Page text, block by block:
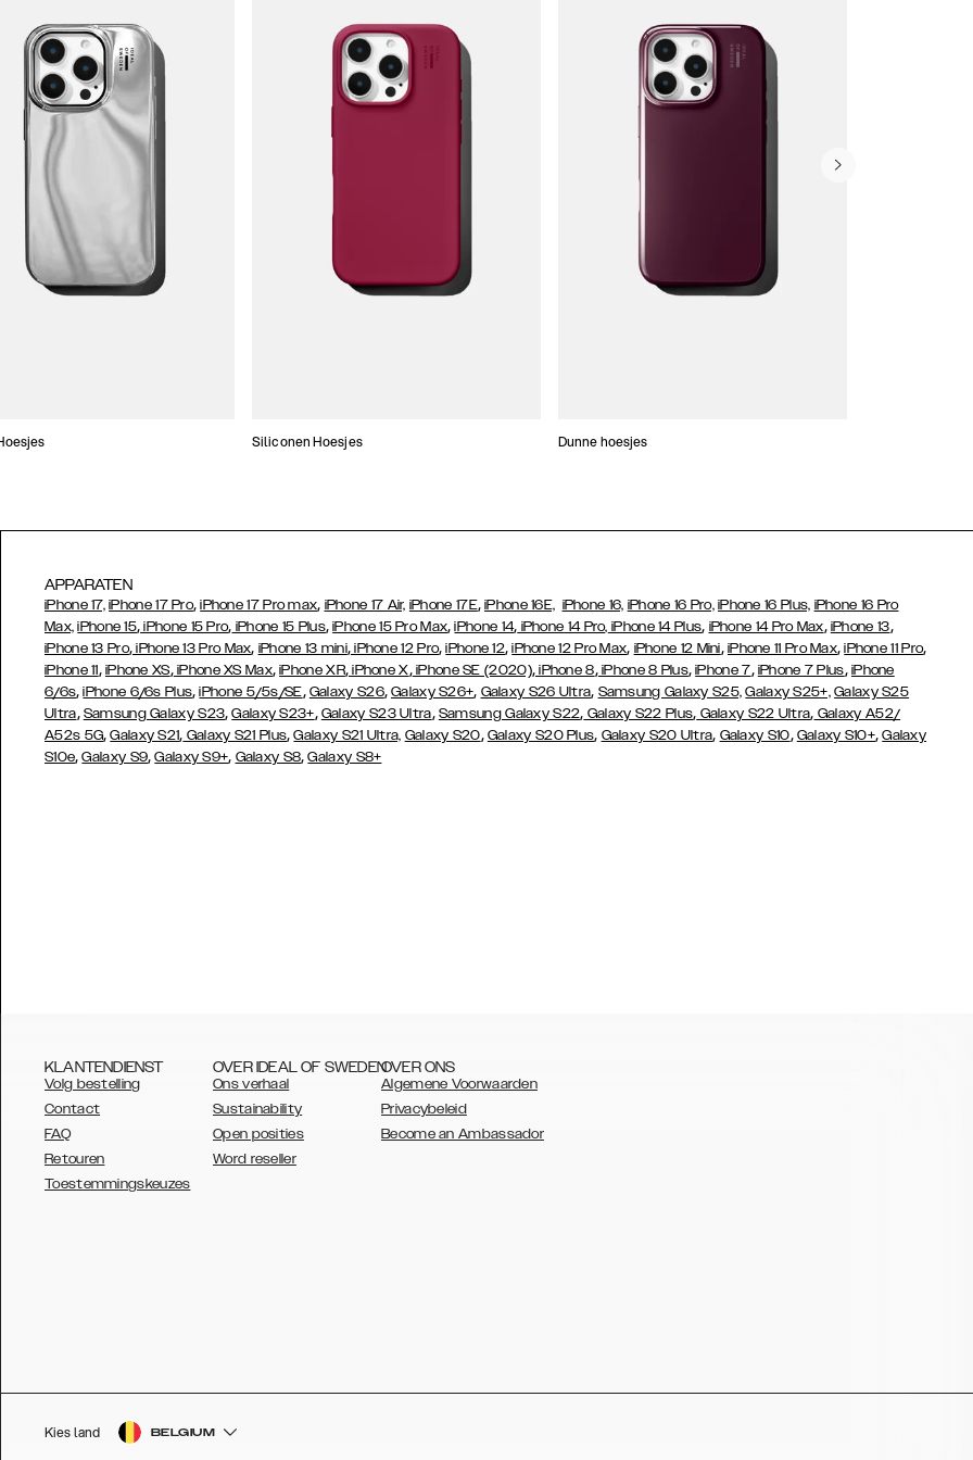
Siliconen Hoesjes Dunne hoesjes
APPARATEN
iPhone 17, iPhone 17 Pro,iPhone 17 Pro max, iPhone 17 Air, iPhone 17E,iPhone 16E, iPhone 16, iPhone 16 Pro, iPhone 16 Plus, iPhone 16 Pro
Max, iPhone 15, iPhone 15 Pro, iPhone 15 Plus,iPhone 15 Pro Max,iPhone 14, iPhone 14 Pro, iPhone 14 Plus, iPhone 14 Pro Max, iPhone 13,
iPhone 13 Pro, iPhone 13 Pro Max, iPhone 13 mini,iPhone 12 Pro,iPhone 12,iPhone 12 Pro Max, iPhone 12 Mini, iPhone 11 Pro Max,iPhone 11 Pro,
iPhone 11, iPhone XS,iPhone XS Max,iPhone XR,iPhone X,iPhone SE (2020),iPhone 8,iPhone 8 Plus,iPhone 7, iPhone 7 Plus, iPhone
6/6s,iPhone 6/6s Plus,iPhone 5/5s/SE, Galaxy S26,Galaxy S26+, Galaxy S26 Ultra, Samsung Galaxy S25, Galaxy S25+, Galaxy S25
Ultra, Samsung Galaxy S23,Galaxy S23+, Galaxy S23 Ultra, Samsung Galaxy S22, Galaxy S22 Plus, Galaxy S22 Ultra, Galaxy A52/
A52s 5G,Galaxy S21, Galaxy S21 Plus,Galaxy S21 Ultra, Galaxy S20, Galaxy S20 Plus, Galaxy S20 Ultra, Galaxy S10, Galaxy S10+,Galaxy
S10e,Galaxy S9,Galaxy S9+, Galaxy S8,Galaxy S8+
KLANTENDIENST
Volg bestelling
Contact
FAQ
Retouren
Toestemmingskeuzes
OVER IDEAL OF SWEDEN
Ons verhaal
Sustainability
Open posities
Word reseller
OVER ONS
Algemene Voorwaarden
Privacybeleid
Become an Ambassador
Kies land BELGIUM
AUSTRALIA
ESPAÑOL